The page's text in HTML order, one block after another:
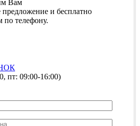
Вам
и бесплатно
по телефону.
пт: 09:00-16:00)